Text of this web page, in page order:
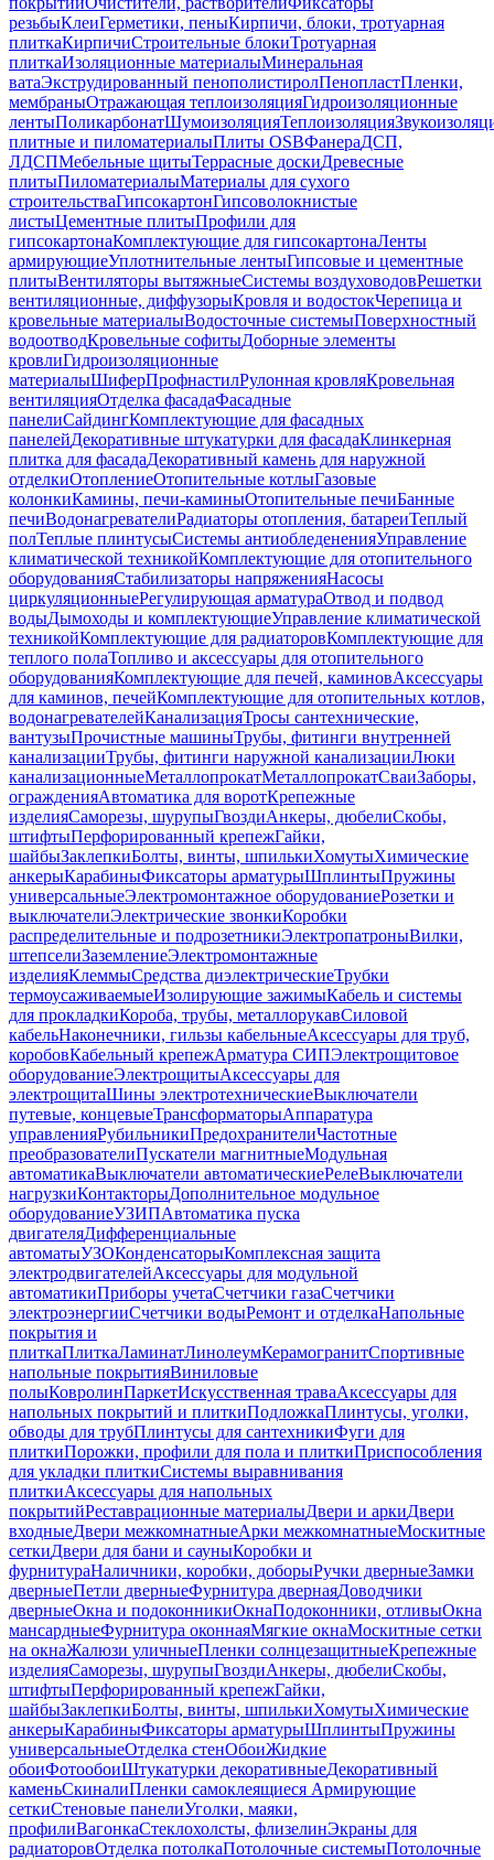
резьбыКлеиГерметики, пеныКирпичи, блоки, тротуарная
плиткаКирпичиСтроительные блокиТротуарная
плиткаИзоляционные материалыМинеральная
ватаЭкструдированный пенополистиролПенопластПленки,
мембраныОтражающая теплоизоляцияГидроизоляционные
лентыПоликарбонатШумоизоляцияТеплоизоляция
плитные и пиломатериалыПлиты OSBФанераДСП,
ЛДСПМебельные щитыТеррасные доскиДревесные
плитыПиломатериалыМатериалы для сухого
строительстваГипсокартонГипсоволокнистые
листыЦементные плитыПрофили для
гипсокартонаКомплектующие для гипсокартонаЛенты
армирующиеУплотнительные лентыГипсовые и цементные
плитыВентиляторы вытяжныеСистемы воздуховодовРешетки
вентиляционные, диффузорыКровля и водостокЧерепица и
кровельные материалыВодосточные системыПоверхностный
водоотводКровельные софитыДоборные элементы
кровлиГидроизоляционные
материалыШиферПрофнастилРулонная кровляКровельная
вентиляцияОтделка фасадаФасадные
панелиСайдингКомплектующие для фасадных
панелейДекоративные штукатурки для фасадаКлинкерная
плитка для фасадаДекоративный камень для наружной
отделкиОтоплениеОтопительные котлыГазовые
колонкиКамины, печи-каминыОтопительные печиБанные
печиВодонагревателиРадиаторы отопления, батареиТеплый
полТеплые плинтусыСистемы антиобледененияУправление
климатической техникойКомплектующие для отопительного
оборудованияСтабилизаторы напряженияНасосы
циркуляционныеРегулирующая арматураОтвод и подвод
водыДымоходы и комплектующиеУправление климатической
техникойКомплектующие для радиаторовКомплектующие для
теплого полаТопливо и аксессуары для отопительного
оборудованияКомплектующие для печей, каминовАксессуары
для каминов, печейКомплектующие для отопительных котлов,
водонагревателейКанализацияТросы сантехнические,
вантузыПрочистные машиныТрубы, фитинги внутренней
канализацииТрубы, фитинги наружной канализацииЛюки
канализационныеМеталлопрокатМеталлопрокатСваиЗаборы,
огражденияАвтоматика для воротКрепежные
изделияСаморезы, шурупыГвоздиАнкеры, дюбелиСкобы,
штифтыПерфорированный крепежГайки,
шайбыЗаклепкиБолты, винты, шпилькиХомутыХимические
анкерыКарабиныФиксаторы арматурыШплинтыПружины
универсальныеЭлектромонтажное оборудованиеРозетки и
выключателиЭлектрические звонкиКоробки
распределительные и подрозетникиЭлектропатроныВилки,
штепселиЗаземлениеЭлектромонтажные
изделияКлеммыСредства диэлектрическиеТрубки
термоусаживаемыеИзолирующие зажимыКабель и системы
для прокладкиКороба, трубы, металлорукавСиловой
кабельНаконечники, гильзы кабельныеАксессуары для труб,
коробовКабельный крепежАрматура СИПЭлектрощитовое
оборудованиеЭлектрощитыАксессуары для
электрощитаШины электротехническиеВыключатели
путевые, концевыеТрансформаторыАппаратура
управленияРубильникиПредохранителиЧастотные
преобразователиПускатели магнитныеМодульная
автоматикаВыключатели автоматическиеРелеВыключатели
нагрузкиКонтакторыДополнительное модульное
оборудованиеУЗИПАвтоматика пуска
двигателяДифференциальные
автоматыУЗОКонденсаторыКомплексная защита
электродвигателейАксессуары для модульной
автоматикиПриборы учетаСчетчики газаСчетчики
электроэнергииСчетчики водыРемонт и отделкаНапольные
покрытия и
плиткаПлиткаЛаминатЛинолеумКерамогранитСпортивные
напольные покрытияВиниловые
полыКовролинПаркетИскусственная траваАксессуары для
напольных покрытий и плиткиПодложкаПлинтусы, уголки,
обводы для трубПлинтусы для сантехникиФуги для
плиткиПорожки, профили для пола и плиткиПриспособления
для укладки плиткиСистемы выравнивания
плиткиАксессуары для напольных
покрытийРеставрационные материалыДвери и аркиДвери
входныеДвери межкомнатныеАрки межкомнатныеМоскитные
сеткиДвери для бани и сауныКоробки и
фурнитураНаличники, коробки, доборыРучки дверныеЗамки
дверныеПетли дверныеФурнитура двернаяДоводчики
дверныеОкна и подоконникиОкнаПодоконники, отливыОкна
мансардныеФурнитура оконнаяМягкие окнаМоскитные сетки
на окнаЖалюзи уличныеПленки солнцезащитныеКрепежные
изделияСаморезы, шурупыГвоздиАнкеры, дюбелиСкобы,
штифтыПерфорированный крепежГайки,
шайбыЗаклепкиБолты, винты, шпилькиХомутыХимические
анкерыКарабиныФиксаторы арматурыШплинтыПружины
универсальныеОтделка стенОбоиЖидкие
обоиФотообоиШтукатурки декоративныеДекоративный
каменьСкиналиПленки самоклеящиеся Армирующие
сеткиСтеновые панелиУголки, маяки,
профилиВагонкаСтеклохолсты, флизелинЭкраны для
радиаторовОтделка потолкаПотолочные системыПотолочные